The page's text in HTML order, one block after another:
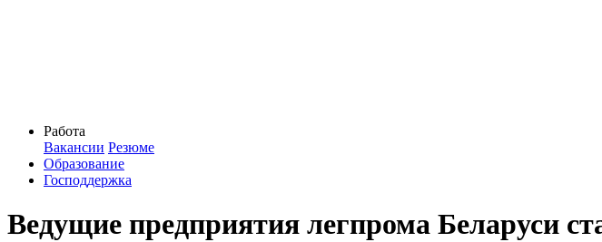
Работа
Вакансии Резюме
Образование
Господдержка
Ведущие предприятия легпрома Беларуси